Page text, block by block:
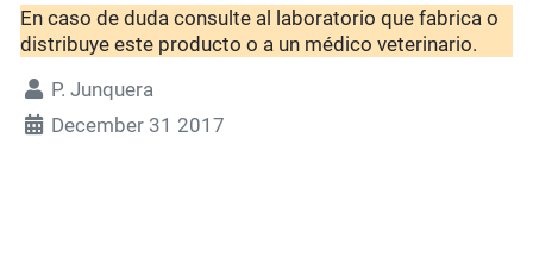
En caso de duda consulte al laboratorio que fabrica o
distribuye este producto o a un médico veterinario.
P. Junquera
December 31 2017